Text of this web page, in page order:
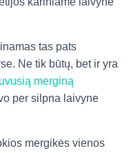
tas pats
Ne tik būtų, bet ir yra
merginą
per silpna laivyne
mergikės vienos